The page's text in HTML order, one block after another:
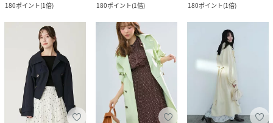
180ポイント(1倍)
180ポイント(1倍)
180ポイント(1倍)